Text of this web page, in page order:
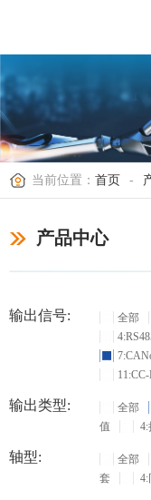
当前位置： 首页 -
产品中心
输出信号: 全部
输出类型: 全部
值
4:
轴型: 全部
套
4: